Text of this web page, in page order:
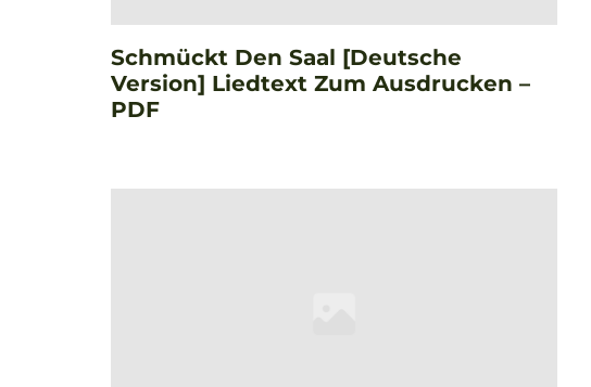
Schmückt Den Saal [Deutsche
Version] Liedtext Zum Ausdrucken –
PDF